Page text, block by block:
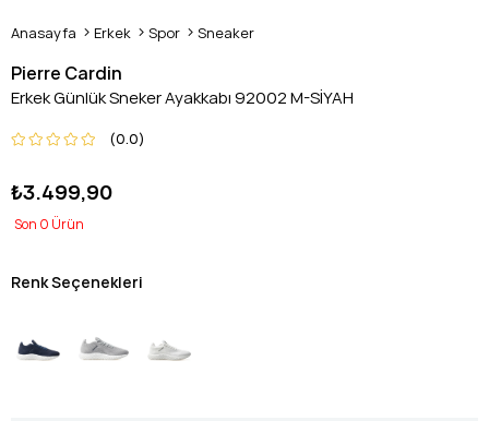
Anasayfa Erkek Spor Sneaker
Pierre Cardin
Erkek Günlük Sneker Ayakkabı 92002 M-SİYAH
0.0
₺3.499,90
0
Renk Seçenekleri